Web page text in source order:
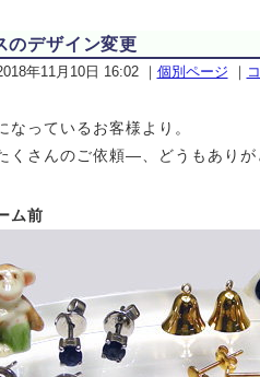
のデザイン変更
年11月10日 16:02｜ 個別ページ ｜
なっているお客様より。
くさんのご依頼—、どうもありが
ム前